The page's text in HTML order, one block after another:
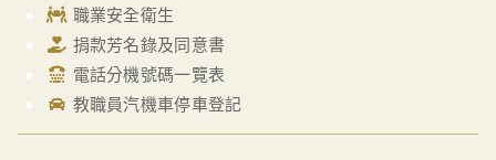
職業安全衛生
捐款芳名錄及同意書
電話分機號碼一覽表
教職員汽機車停車登記